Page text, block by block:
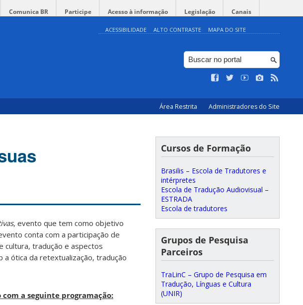
Comunica BR Participe Acesso à informação Legislação Canais
ACESSIBILIDADE ALTO CONTRASTE MAPA DO SITE
Área Restrita Administradores do Site
, evento que tem como objetivo
conta com a participação de
cultura, tradução e aspectos
ótica da retextualização, tradução
a seguinte programação:
Cursos de Formação
Brasilis – Escola de Tradutores e
intérpretes
Escola de Tradução Audiovisual –
ESTRADA
Escola de tradutores
Grupos de Pesquisa
Parceiros
TraLinC – Grupo de Pesquisa em
Tradução, Línguas e Cultura
(UNIR)